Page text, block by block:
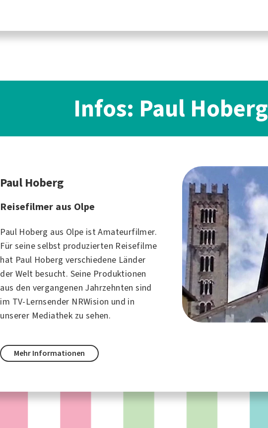
Infos: Paul Hoberg
Paul Hoberg
Reisefilmer aus Olpe
Paul Hoberg aus Olpe ist Amateurfilmer.
Für seine selbst produzierten Reisefilme
hat Paul Hoberg verschiedene Länder
der Welt besucht. Seine Produktionen
aus den vergangenen Jahrzehnten sind
im TV-Lernsender NRWision und in
unserer Mediathek zu sehen.
Mehr Informationen